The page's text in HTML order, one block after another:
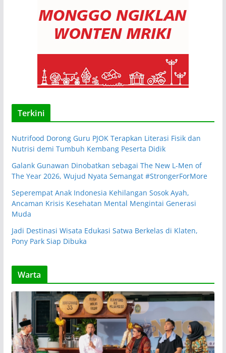
Terkini
Nutrifood Dorong Guru PJOK Terapkan Literasi Fisik dan
Nutrisi demi Tumbuh Kembang Peserta Didik
Galank Gunawan Dinobatkan sebagai The New L-Men of
The Year 2026, Wujud Nyata Semangat #StrongerForMore
Seperempat Anak Indonesia Kehilangan Sosok Ayah,
Ancaman Krisis Kesehatan Mental Mengintai Generasi
Muda
Jadi Destinasi Wisata Edukasi Satwa Berkelas di Klaten,
Pony Park Siap Dibuka
Warta